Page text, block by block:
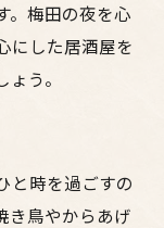
。梅田の夜を心
にした居酒屋を
う。
と時を過ごすの
き鳥やからあげ